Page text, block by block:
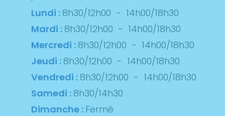
Lundi : 8h30/12h00 - 14h00/18h30
Mardi : 8h30/12h00 - 14h00/18h30
Mercredi : 8h30/12h00 - 14h00/18h30
Jeudi : 8h30/12h00 - 14h00/18h30
Vendredi : 8h30/12h00 - 14h00/18h30
Samedi : 8h30/14h30
Dimanche : Fermé